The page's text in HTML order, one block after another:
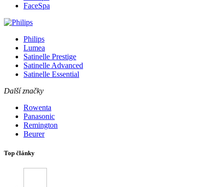
FaceSpa
Philips
Lumea
Satinelle Prestige
Satinelle Advanced
Satinelle Essential
Další značky
Rowenta
Panasonic
Remington
Beurer
Top články